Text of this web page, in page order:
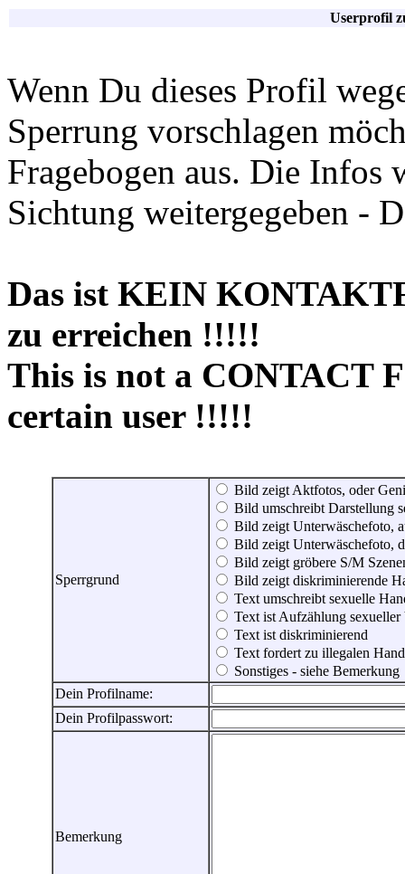
Userprofil
Wenn Du dieses Profil
Sperrung vorschlagen
Fragebogen aus. Die Infos
Sichtung weitergegeben -
Das ist KEIN
zu erreichen !!!!!
This is not a CONTACT
certain user !!!!!
Sperrgrund
Bild zeigt Aktfotos, oder
Bild umschreibt Darstellung
Bild zeigt Unterwäschefoto,
Bild zeigt Unterwäschefoto,
Bild zeigt gröbere S/M
Bild zeigt diskriminierende
Text umschreibt sexuelle
Text ist Aufzählung sexueller
Text ist diskriminierend
Text fordert zu illegalen
Sonstiges - siehe Bemerkung
Dein Profilname:
Dein Profilpasswort:
Bemerkung